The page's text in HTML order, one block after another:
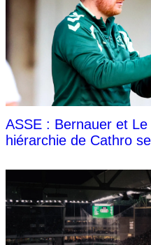
ASSE : Bernauer et
hiérarchie de Cathro